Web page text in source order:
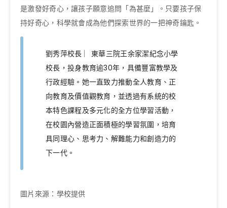
是激發好奇心，讓孩子願意追問「為甚麼」。只要孩子保
持好奇心，科學就會成為他們探索世界的一把神奇鑰匙。
劉秀萍校長 ︳東華三院王余家潔紀念小學
校長，投身教育逾30年，具備豐富教學及
行政經驗。她一直致力推動全人教育、正
向教育及價值觀教育，並透過有系統的校
本特色課程及多元化的全方位學習活動，
在校園內營造正面積極的學習氛圍，培育
具同理心、思考力、解難能力和創造力的
下一代。
圖片來源：學校提供